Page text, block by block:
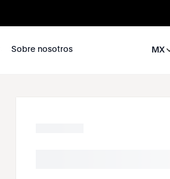
Sobre nosotros MX